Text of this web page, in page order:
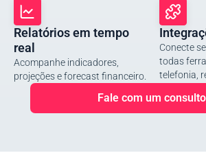
Relatórios em tempo
real
Acompanhe indicadores,
projeções e forecast financeiro.
Conecte
todas
telefonia,
Fale com um